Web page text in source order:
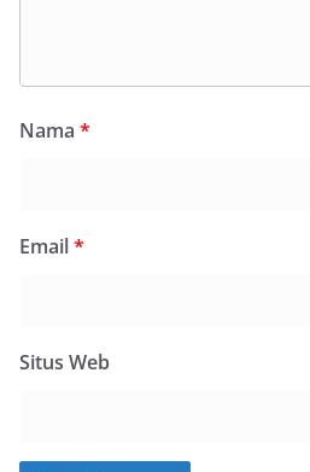
Nama *
Email*
Situs Web